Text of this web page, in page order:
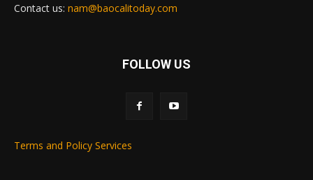
Contact us: nam@baocalitoday.com
FOLLOW US
Terms and Policy Services